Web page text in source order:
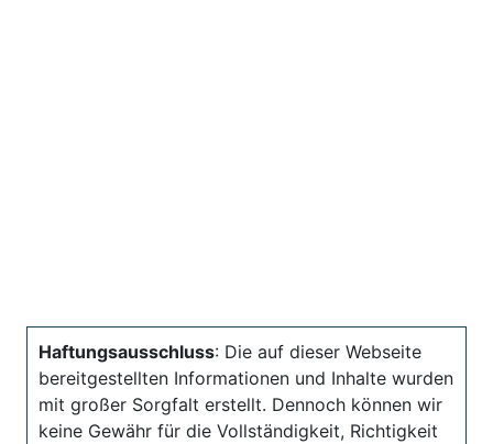
Haftungsausschluss: Die auf dieser Webseite
bereitgestellten Informationen und Inhalte wurden
mit großer Sorgfalt erstellt. Dennoch können wir
keine Gewähr für die Vollständigkeit, Richtigkeit